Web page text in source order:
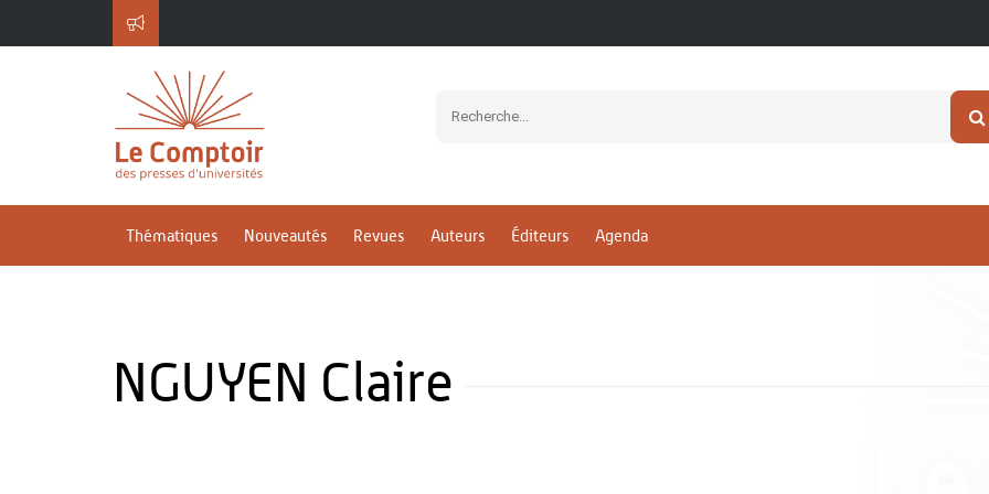
Thématiques Nouveautés Revues Auteurs Éditeurs Agenda
NGUYEN Claire